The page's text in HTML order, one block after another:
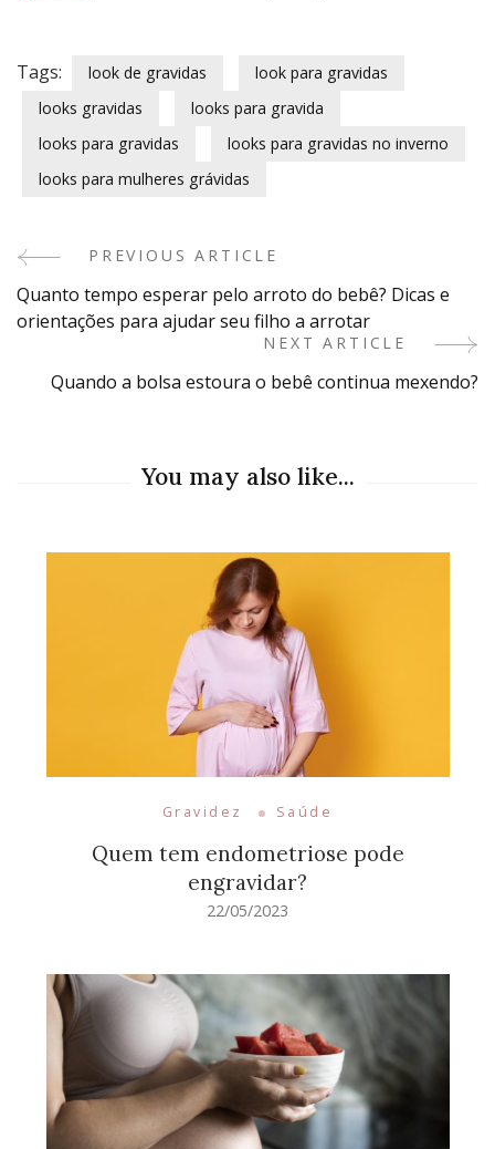
Tags: look de gravidas
look para gravidas
looks gravidas
looks para gravida
looks para gravidas
looks para gravidas no inverno
looks para mulheres grávidas
Post
Navigation
PREVIOUS ARTICLE
Quanto tempo esperar pelo arroto do bebê? Dicas e
orientações para ajudar seu filho a arrotar
NEXT ARTICLE
Quando a bolsa estoura o bebê continua mexendo?
You may also like...
Gravidez Saúde
Quem tem endometriose pode
engravidar?
22/05/2023